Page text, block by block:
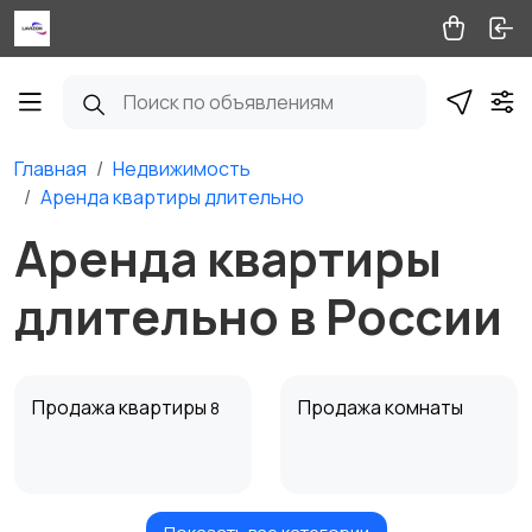
Главная
Недвижимость
Аренда квартиры длительно
Аренда квартиры
длительно в России
Продажа квартиры 8 Продажа комнаты